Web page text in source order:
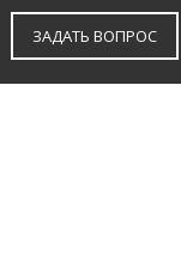
ЗАДАТЬ ВОПРОС